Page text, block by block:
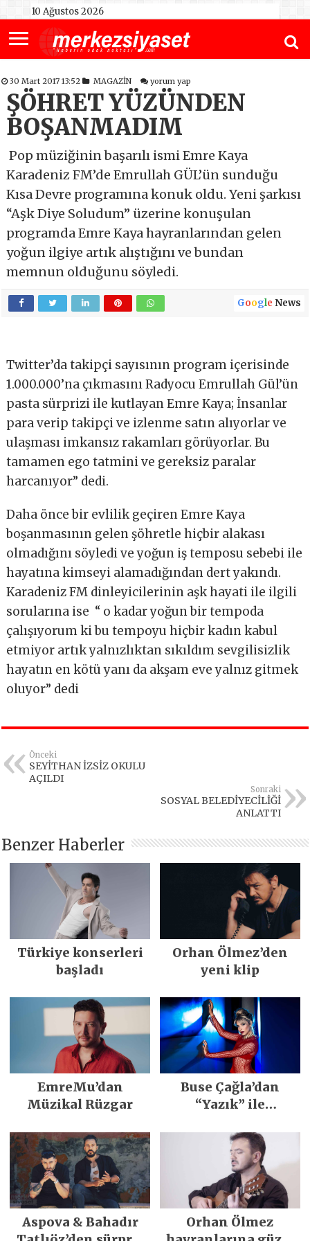
10 Ağustos 2026
30 Mart 2017 13:52 MAGAZİN yorum yap
ŞÖHRET YÜZÜNDEN
BOŞANMADIM
Pop müziğinin başarılı ismi Emre Kaya
Karadeniz FM’de Emrullah GÜL’ün sunduğu
Kısa Devre programına konuk oldu. Yeni şarkısı
“Aşk Diye Soludum” üzerine konuşulan
programda Emre Kaya hayranlarından gelen
yoğun ilgiye artık alıştığını ve bundan
memnun olduğunu söyledi.
Google News
Twitter’da takipçi sayısının program içerisinde
1.000.000’na çıkmasını Radyocu Emrullah Gül’ün
pasta sürprizi ile kutlayan Emre Kaya; İnsanlar
para verip takipçi ve izlenme satın alıyorlar ve
ulaşması imkansız rakamları görüyorlar. Bu
tamamen ego tatmini ve gereksiz paralar
harcanıyor” dedi.
Daha önce bir evlilik geçiren Emre Kaya
boşanmasının gelen şöhretle hiçbir alakası
olmadığını söyledi ve yoğun iş temposu sebebi ile
hayatına kimseyi alamadığından dert yakındı.
Karadeniz FM dinleyicilerinin aşk hayati ile ilgili
sorularına ise “ o kadar yoğun bir tempoda
çalışıyorum ki bu tempoyu hiçbir kadın kabul
etmiyor artık yalnızlıktan sıkıldım sevgilisizlik
hayatın en kötü yanı da akşam eve yalnız gitmek
oluyor” dedi
Önceki
SEYİTHAN İZSİZ OKULU
AÇILDI
Sonraki
SOSYAL BELEDİYECİLİĞİ
ANLATTI
Benzer Haberler
Türkiye konserleri
başladı
Orhan Ölmez’den
yeni klip
EmreMu’dan
Müzikal Rüzgar
Buse Çağla’dan
“Yazık” ile
Aspova & Bahadır
Orhan Ölmez